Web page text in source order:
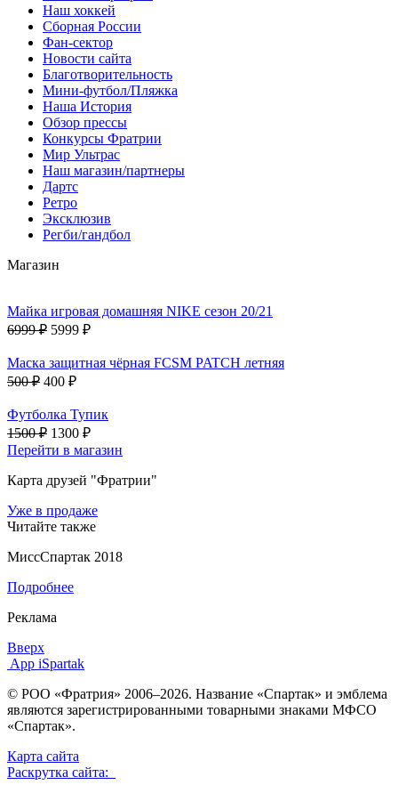
Наш хоккей
Сборная России
Фан-cектор
Новости сайта
Благотворительность
Мини-футбол/Пляжка
Наша История
Обзор прессы
Конкурсы Фратрии
Мир Ультрас
Наш магазин/партнеры
Дартс
Ретро
Эксклюзив
Регби/гандбол
Магазин
Майка игровая домашняя NIKE сезон 20/21
6999 ₽ 5999 ₽
Маска защитная чёрная FCSM PATCH летняя
500 ₽ 400 ₽
Футболка Тупик
1500 ₽ 1300 ₽
Перейти в магазин
Карта друзей "Фратрии"
Уже в продаже
Читайте также
МиссСпартак 2018
Подробнее
Реклама
Вверх
App iSpartak
© РОО «Фратрия» 2006–2026. Название «Спартак» и эмблема
являются зарегистрированными товарными знаками МФСО
«Спартак».
Карта сайта
Раскрутка сайта: